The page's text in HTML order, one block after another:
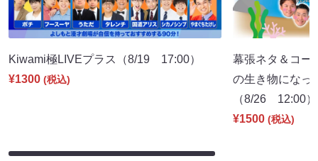
Kiwami極LIVEプラス（8/19 17:00）
¥1300 (税込)
幕張ネタ＆コー
の生き物になっ
（8/26 12:00）
¥1500 (税込)